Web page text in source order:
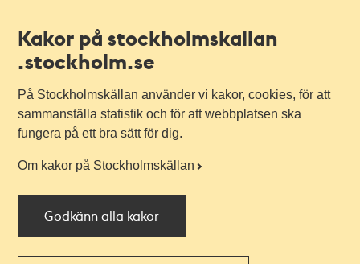
Kakor på stockholmskallan
.stockholm.se
På Stockholmskällan använder vi kakor, cookies, för att
sammanställa statistik och för att webbplatsen ska
fungera på ett bra sätt för dig.
Om kakor på Stockholmskällan
Godkänn alla kakor